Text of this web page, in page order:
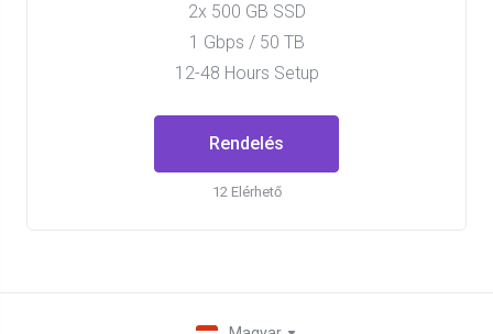
2x 500 GB SSD
1 Gbps / 50 TB
12-48 Hours Setup
Rendelés
12 Elérhető